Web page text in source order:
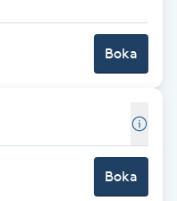
Boka
Boka